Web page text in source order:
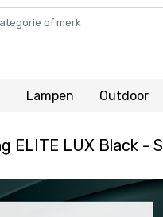
Lampen Outdoor
ELITE LUX Black -